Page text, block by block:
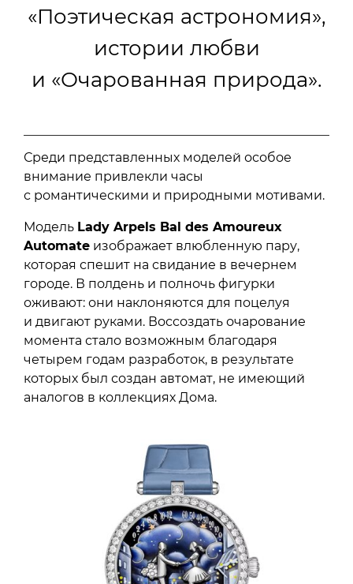
«Поэтическая астрономия»,
истории любви
и «Очарованная природа».
Среди представленных моделей особое
внимание привлекли часы
с романтическими и природными мотивами.
Модель Lady Arpels Bal des Amoureux
Automate изображает влюбленную пару,
которая спешит на свидание в вечернем
городе. В полдень и полночь фигурки
оживают: они наклоняются для поцелуя
и двигают руками. Воссоздать очарование
момента стало возможным благодаря
четырем годам разработок, в результате
которых был создан автомат, не имеющий
аналогов в коллекциях Дома.